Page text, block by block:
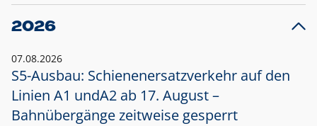
2026
07.08.2026
S5-Ausbau: Schienenersatzverkehr auf den
Linien A1 undA2 ab 17. August –
Bahnübergänge zeitweise gesperrt